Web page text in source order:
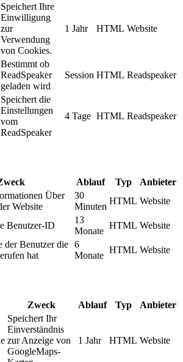
Speichert Ihre
Einwilligung
zur
Verwendung
von Cookies.
1 Jahr HTML Website
Bestimmt ob
ReadSpeaker
geladen wird
Session HTML Readspeaker
Speichert die
Einstellungen
vom
ReadSpeaker
4 Tage HTML Readspeaker
Ablauf Typ
Anbieter
Über
Website
30
Minuten
HTML Website
Benutzer-ID
13
Monate
HTML Website
der Benutzer die
hat
6
Monate
HTML Website
Zweck Ablauf Typ Anbieter
Speichert Ihr
Einverständnis
zur Anzeige von
GoogleMaps-
1 Jahr HTML Website